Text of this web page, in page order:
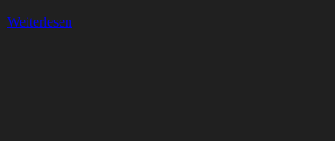
Weiterlesen